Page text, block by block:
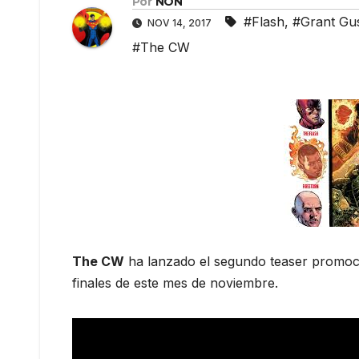
NOV 14, 2017 #Flash, #Grant
#The CW
The CW ha lanzado el segundo teaser
finales de este mes de noviembre.